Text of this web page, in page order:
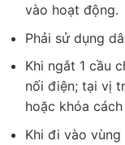
vào hoạt động.
Phải sử dụng
Khi ngắt 1 cầu
nối điện; tại vị
hoặc khóa cách
Khi đi vào